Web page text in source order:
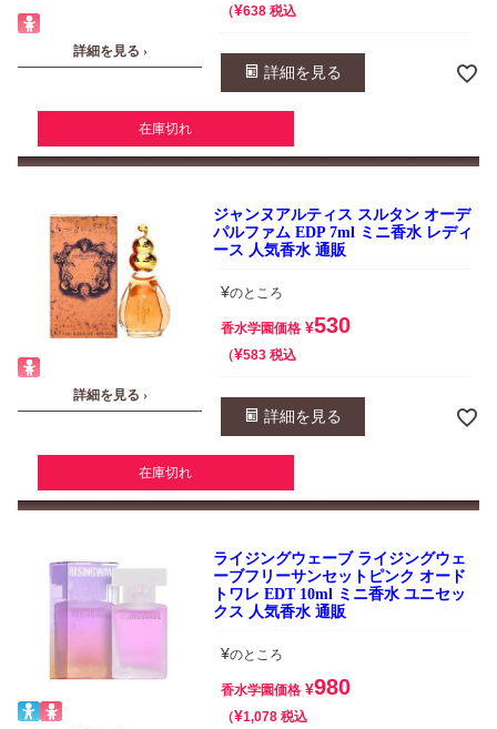
詳細を見る ›
¥638 税込
詳細を見る
在庫切れ
詳細を見る ›
ジャンヌアルティス スルタン オーデ
パルファム EDP 7ml ミニ香水 レディ
ース 人気香水 通販
¥のところ
香水学園価格 ¥530
¥583 税込
詳細を見る
在庫切れ
ライジングウェーブ ライジングウェ
ーブフリーサンセットピンク オード
トワレ EDT 10ml ミニ香水 ユニセッ
クス 人気香水 通販
¥のところ
香水学園価格 ¥980
¥1,078 税込